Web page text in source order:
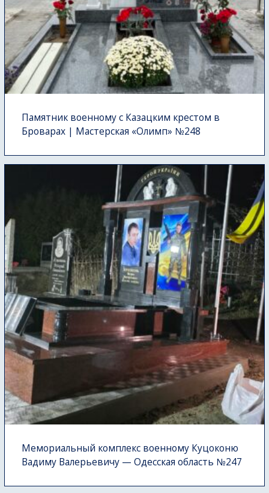
Памятник военному с Казацким крестом в
Броварах | Мастерская «Олимп» №248
Мемориальный комплекс военному Куцоконю
Вадиму Валерьевичу — Одесская область №247